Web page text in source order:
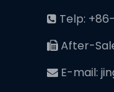
 Telp:
 After-
 E-mail: